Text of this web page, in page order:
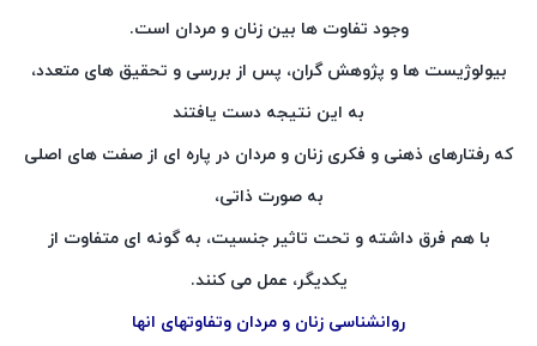
وجود تفاوت ها بین زنان و مردان است.
بیولوژیست ها و پژوهش گران، پس از بررسی و تحقیق های متعدد،
به این نتیجه دست یافتند
که رفتارهای ذهنی و فکری زنان و مردان در پاره ای از صفت های اصلی
به صورت ذاتی،
با هم فرق داشته و تحت تاثیر جنسیت، به گونه ای متفاوت از
یکدیگر، عمل می کنند.
روانشناسی زنان و مردان وتفاوتهای انها